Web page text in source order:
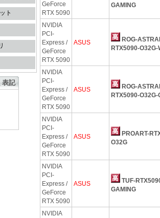
GeForce
RTX 5090
GAMING
NVIDIA
PCI-
Express /
GeForce
RTX 5090
ASUS
ROG-
RTX5090-O32G-
NVIDIA
PCI-
Express /
GeForce
RTX 5090
ASUS
ROG-
RTX5090-O32G-
NVIDIA
PCI-
Express /
GeForce
RTX 5090
ASUS
PROART-
O32G
NVIDIA
PCI-
Express /
GeForce
RTX 5090
ASUS
TUF-
GAMING
NVIDIA
ト
表記